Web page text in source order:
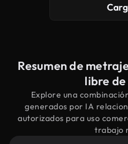
Resumen de
libre
Explore una
generados por IA
autorizados para uso
trabajo